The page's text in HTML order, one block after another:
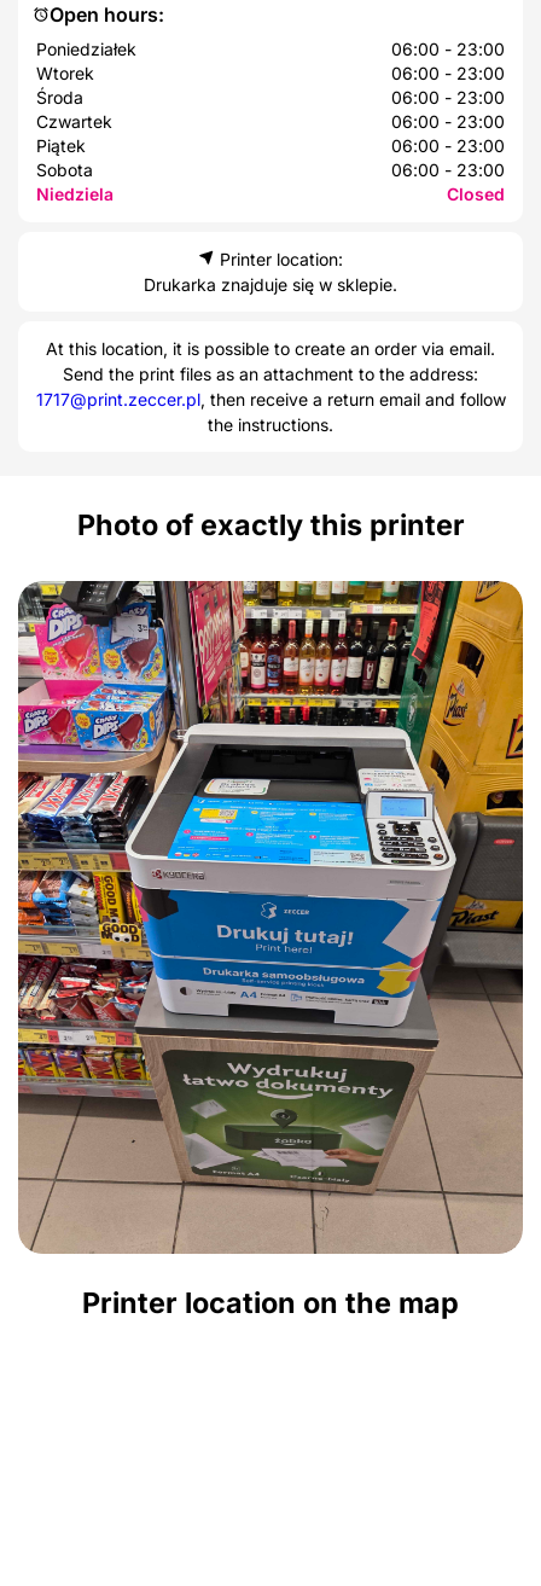
Open hours:
Poniedziałek
06:00 - 23:00
Wtorek
06:00 - 23:00
Środa
06:00 - 23:00
Czwartek
06:00 - 23:00
Piątek
06:00 - 23:00
Sobota
06:00 - 23:00
Niedziela
Closed
Printer location:
Drukarka znajduje się w sklepie.
At this location, it is possible to create an order via email.
Send the print files as an attachment to the address:
1717@print.zeccer.pl, then receive a return email and follow
the instructions.
Photo of exactly this printer
Printer location on the map